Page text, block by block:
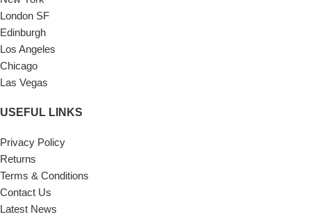
London SF
Edinburgh
Los Angeles
Chicago
Las Vegas
USEFUL LINKS
Privacy Policy
Returns
Terms & Conditions
Contact Us
Latest News